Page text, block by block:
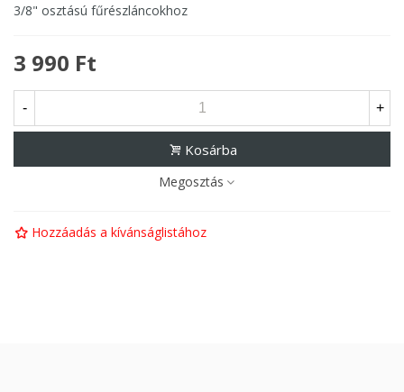
3/8" osztású fűrészláncokhoz
3 990 Ft
- +
Kosárba
Megosztás
Hozzáadás a kívánságlistához